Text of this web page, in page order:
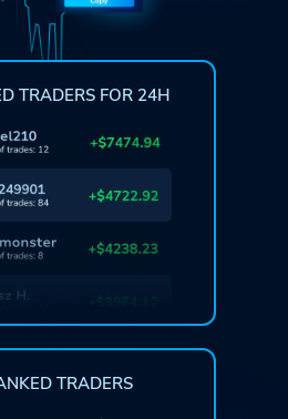
TRADERS FOR 24H
TRADERS